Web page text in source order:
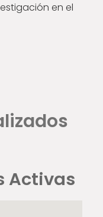
en el
Activas